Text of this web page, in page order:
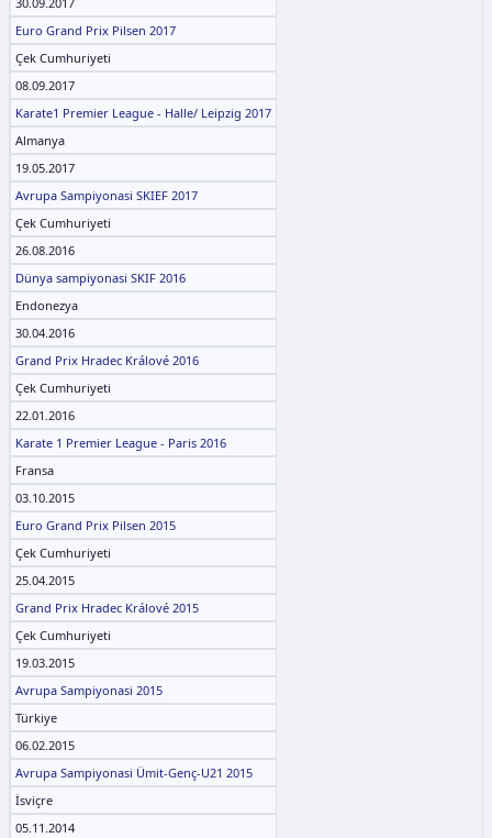
Euro Grand Prix Pilsen 2017
Çek Cumhuriyeti
08.09.2017
Karate1 Premier League - Halle/ Leipzig 2017
Almanya
19.05.2017
Avrupa Sampiyonasi SKIEF 2017
Çek Cumhuriyeti
26.08.2016
Dünya sampiyonasi SKIF 2016
Endonezya
30.04.2016
Grand Prix Hradec Králové 2016
Çek Cumhuriyeti
22.01.2016
Karate 1 Premier League - Paris 2016
Fransa
03.10.2015
Euro Grand Prix Pilsen 2015
Çek Cumhuriyeti
25.04.2015
Grand Prix Hradec Králové 2015
Çek Cumhuriyeti
19.03.2015
Avrupa Sampiyonasi 2015
Türkiye
06.02.2015
Avrupa Sampiyonasi Ümit-Genç-U21 2015
İsviçre
05.11.2014